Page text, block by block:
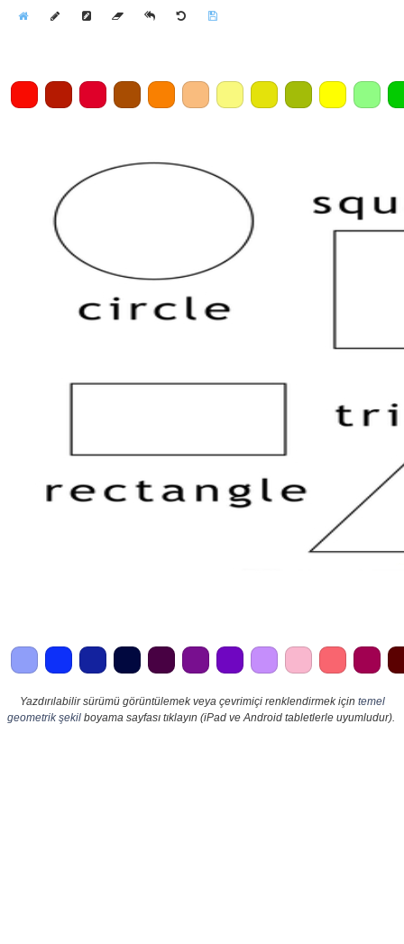
Yazdırılabilir sürümü görüntülemek veya çevrimiçi renklendirmek için temel
geometrik şekilboyama sayfası tıklayın (iPad ve Android tabletlerle uyumludur).